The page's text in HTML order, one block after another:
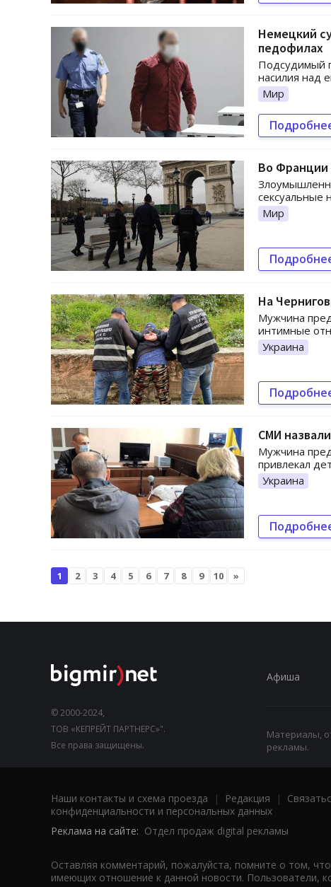
Немецкий
педофилах
Подсудимый
насилия над
Мир
Во Франции
сексуальные
Мир
На
Мужчина
интимные
Украина
СМИ
Мужчина
привлекал
Украина
1 2 3 4 5 6 7 8 9 10 »
© 2000-2024,
ТОВ «КЕПРЕЙТ ПАРТНЕРС»".
Все права защищены.
Афиша
Материалы,
рекламы.
Наши контакты и схема проезда | Редакция |
конфиденциальности и персональных данных
Реклама на сайте: Отдел продаж digital рекламы
Оставляя комментарий, пожалуйста, помните о том,
имеющих отношение к данной новости. Пользователи,